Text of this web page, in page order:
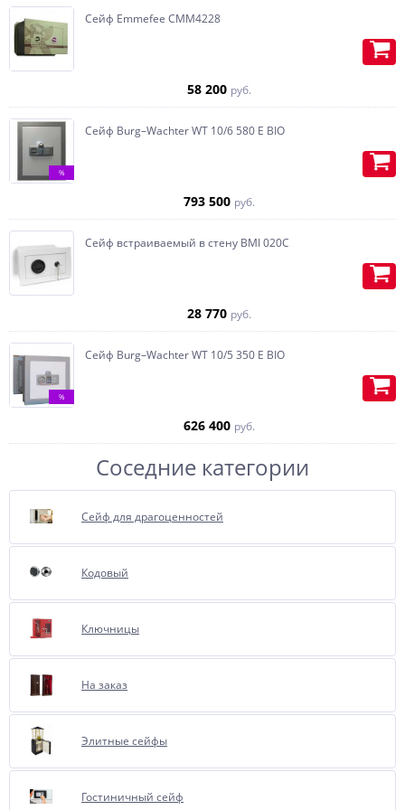
заказчика.
флокирование, очень
покупателями за многие года,
Представляет собой внутреннюю
При соприкосновении бархат
ощущения, сохраняет от
Ложементы для оружия, при
необходимости с подставкой под
приклад, изготавливаются из
автоподзавод под часы, с
по желанию, любая конфигурация.
внутренней части двери.
Сейф Emmefee CMM4228
58 200 руб.
%
Сейф Burg–Wachter WT 10/6 580 E BIO
793 500 руб.
Сейф встраиваемый в стену BMI 020С
28 770 руб.
%
Сейф Burg–Wachter WT 10/5 350 E BIO
626 400 руб.
Соседние категории
Сейф для драгоценностей
Кодовый
Ключницы
На заказ
Элитные сейфы
Гостиничный сейф